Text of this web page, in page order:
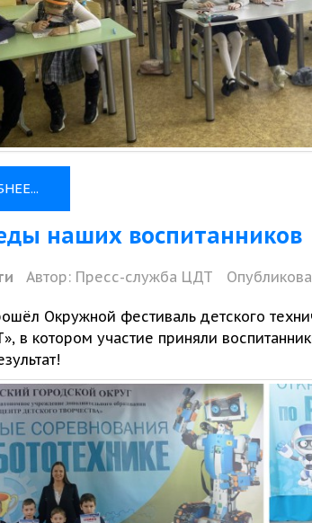
наших воспитанников
Автор: Пресс-служба ЦДТ
Окружной фестиваль детского
в котором участие приняли